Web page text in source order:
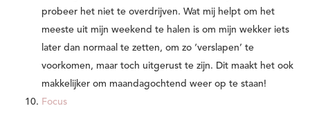
probeer het niet te overdrijven. Wat mij helpt om het
meeste uit mijn weekend te halen is om mijn wekker iets
later dan normaal te zetten, om zo ‘verslapen’ te
voorkomen, maar toch uitgerust te zijn. Dit maakt het ook
makkelijker om maandagochtend weer op te staan!
Focus